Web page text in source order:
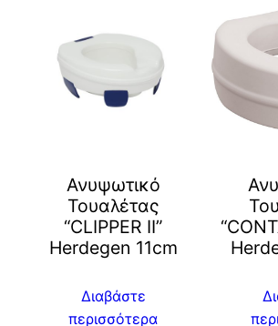
Ανυψωτικό
Τουαλέτας
“CLIPPER II”
Herdegen 11cm
Διαβάστε
περισσότερα